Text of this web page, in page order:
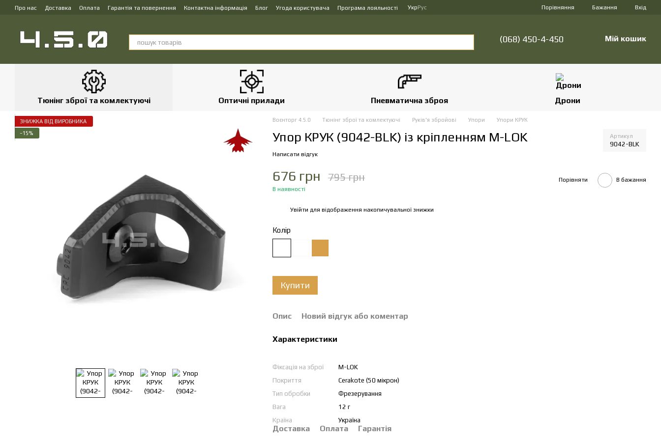
Перейти до основного контенту
Про нас Доставка Оплата Гарантія та повернення Контактна інформація Блог Угода користувача Програма лояльності УкрРус Порівняння Бажання Вхід
(068) 450-4-450 Мій кошик
Тюнінг зброї та комлектуючі Оптичні прилади Пневматична зброя Дрони
ЗНИЖКА ВІД ВИРОБНИКА
−15%
Воєнторг 4.5.0 Тюнінг зброї та комлектуючі Руків'я збройові Упори Упори КРУК
Упор КРУК (9042-BLK) із кріпленням M-LOK Артикул
9042-BLK
Написати відгук
676 грн 795 грн
В наявності
Порівняти В бажання
Увійти для відображення накопичувальної знижки
Колір
Купити
Опис Новий відгук або коментар
Характеристики
Фіксація на зброї
M-LOK
Покриття
Cerakote (50 мікрон)
Тип обробки
Фрезерування
Вага
12 г
Країна
Україна
Доставка Оплата Гарантія